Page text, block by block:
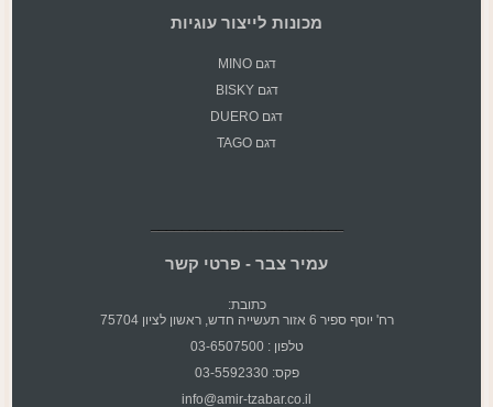
מכונות לייצור עוגיות
דגם MINO
דגם BISKY
דגם DUERO
דגם TAGO
עמיר צבר - פרטי קשר
כתובת:
רח' יוסף ספיר 6 אזור תעשייה חדש, ראשון לציון 75704
טלפון : 03-6507500
פקס: 03-5592330
info@amir-tzabar.co.il